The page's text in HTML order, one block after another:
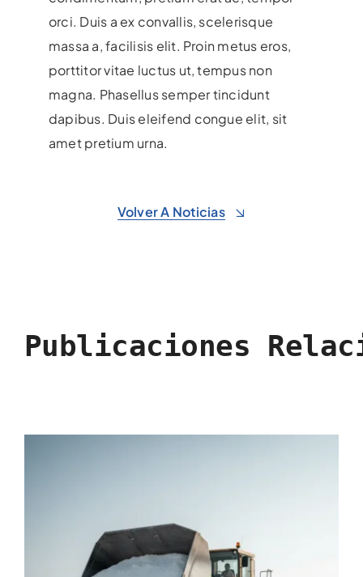
orci. Duis a ex convallis, scelerisque
massa a, facilisis elit. Proin metus eros,
porttitor vitae luctus ut, tempus non
magna. Phasellus semper tincidunt
dapibus. Duis eleifend congue elit, sit
amet pretium urna.
Volver A Noticias
Publicaciones